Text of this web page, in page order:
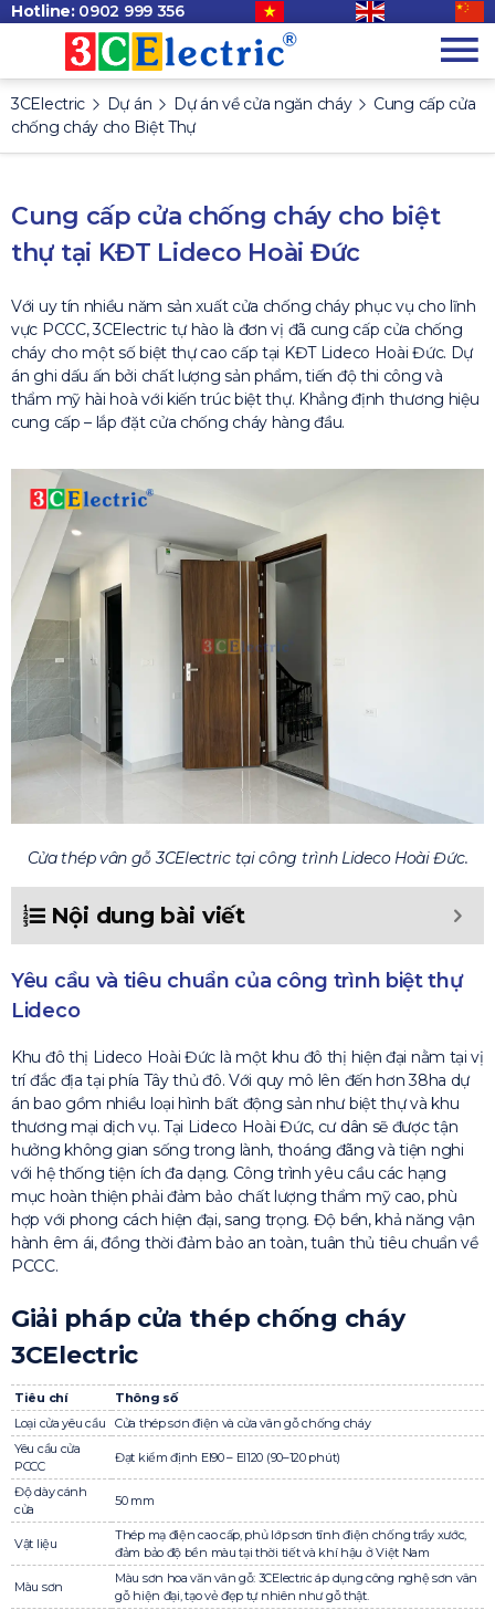
Hotline: 0902 999 356
3CElectric Dự án Dự án về cửa ngăn cháy
Cung cấp cửa
chống cháy cho Biệt Thự
Cung cấp cửa chống cháy cho biệt
thự tại KĐT Lideco Hoài Đức
Với uy tín nhiều năm sản xuất cửa chống cháy phục vụ cho lĩnh
vực PCCC, 3CElectric tự hào là đơn vị đã cung cấp cửa chống
cháy cho một số biệt thự cao cấp tại KĐT Lideco Hoài Đức. Dự
án ghi dấu ấn bởi chất lượng sản phẩm, tiến độ thi công và
thẩm mỹ hài hoà với kiến trúc biệt thự. Khẳng định thương hiệu
cung cấp – lắp đặt cửa chống cháy hàng đầu.
Cửa thép vân gỗ 3CElectric tại công trình Lideco Hoài Đức.
Nội dung bài viết
Yêu cầu và tiêu chuẩn của công trình biệt thự
Lideco
Khu đô thị Lideco Hoài Đức là một khu đô thị hiện đại nằm tại vị
trí đắc địa tại phía Tây thủ đô. Với quy mô lên đến hơn 38ha dự
án bao gồm nhiều loại hình bất động sản như biệt thự và khu
thương mại dịch vụ. Tại Lideco Hoài Đức, cư dân sẽ được tận
hưởng không gian sống trong lành, thoáng đãng và tiện nghi
với hệ thống tiện ích đa dạng. Công trình yêu cầu các hạng
mục hoàn thiện phải đảm bảo chất lượng thẩm mỹ cao, phù
hợp với phong cách hiện đại, sang trọng. Độ bền, khả năng vận
hành êm ái, đồng thời đảm bảo an toàn, tuân thủ tiêu chuẩn về
PCCC.
Giải pháp cửa thép chống cháy
3CElectric
Tiêu chí
Thông số
Loại cửa yêu cầu
Cửa thép sơn điện và cửa vân gỗ chống cháy
Yêu cầu cửa
PCCC
Đạt kiểm định EI90 – EI120 (90–120 phút)
Độ dày cánh
cửa
50 mm
Vật liệu
Thép mạ điện cao cấp, phủ lớp sơn tĩnh điện chống trầy xước,
đảm bảo độ bền màu tại thời tiết và khí hậu ở Việt Nam
Màu sơn
Màu sơn hoa văn vân gỗ: 3CElectric áp dụng công nghệ sơn vân
gỗ hiện đại, tạo vẻ đẹp tự nhiên như gỗ thật.